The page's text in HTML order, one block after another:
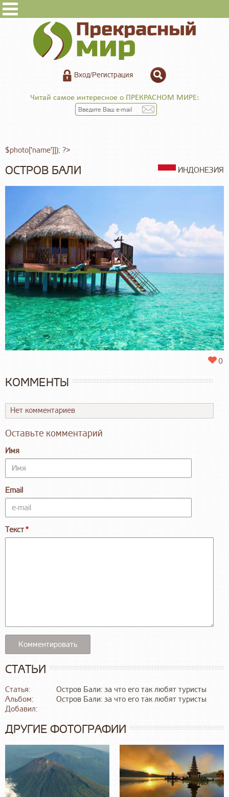
Вход/Регистрация
Читай самое интересное о ПРЕКРАСНОМ МИРЕ:
$photo['name']]); ?>
ОСТРОВ БАЛИ ИНДОНЕЗИЯ
0
КОММЕНТЫ
Нет комментариев
Оставьте комментарий
Имя
Email
Текст
СТАТЬИ
Статья:
Остров Бали: за что его так любят туристы
Альбом:
Остров Бали: за что его так любят туристы
Добавил:
ДРУГИЕ ФОТОГРАФИИ